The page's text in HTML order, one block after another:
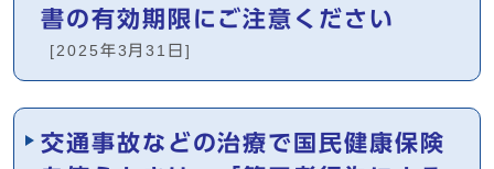
書の有効期限にご注意ください
[2025年3月31日]
交通事故などの治療で国民健康保険